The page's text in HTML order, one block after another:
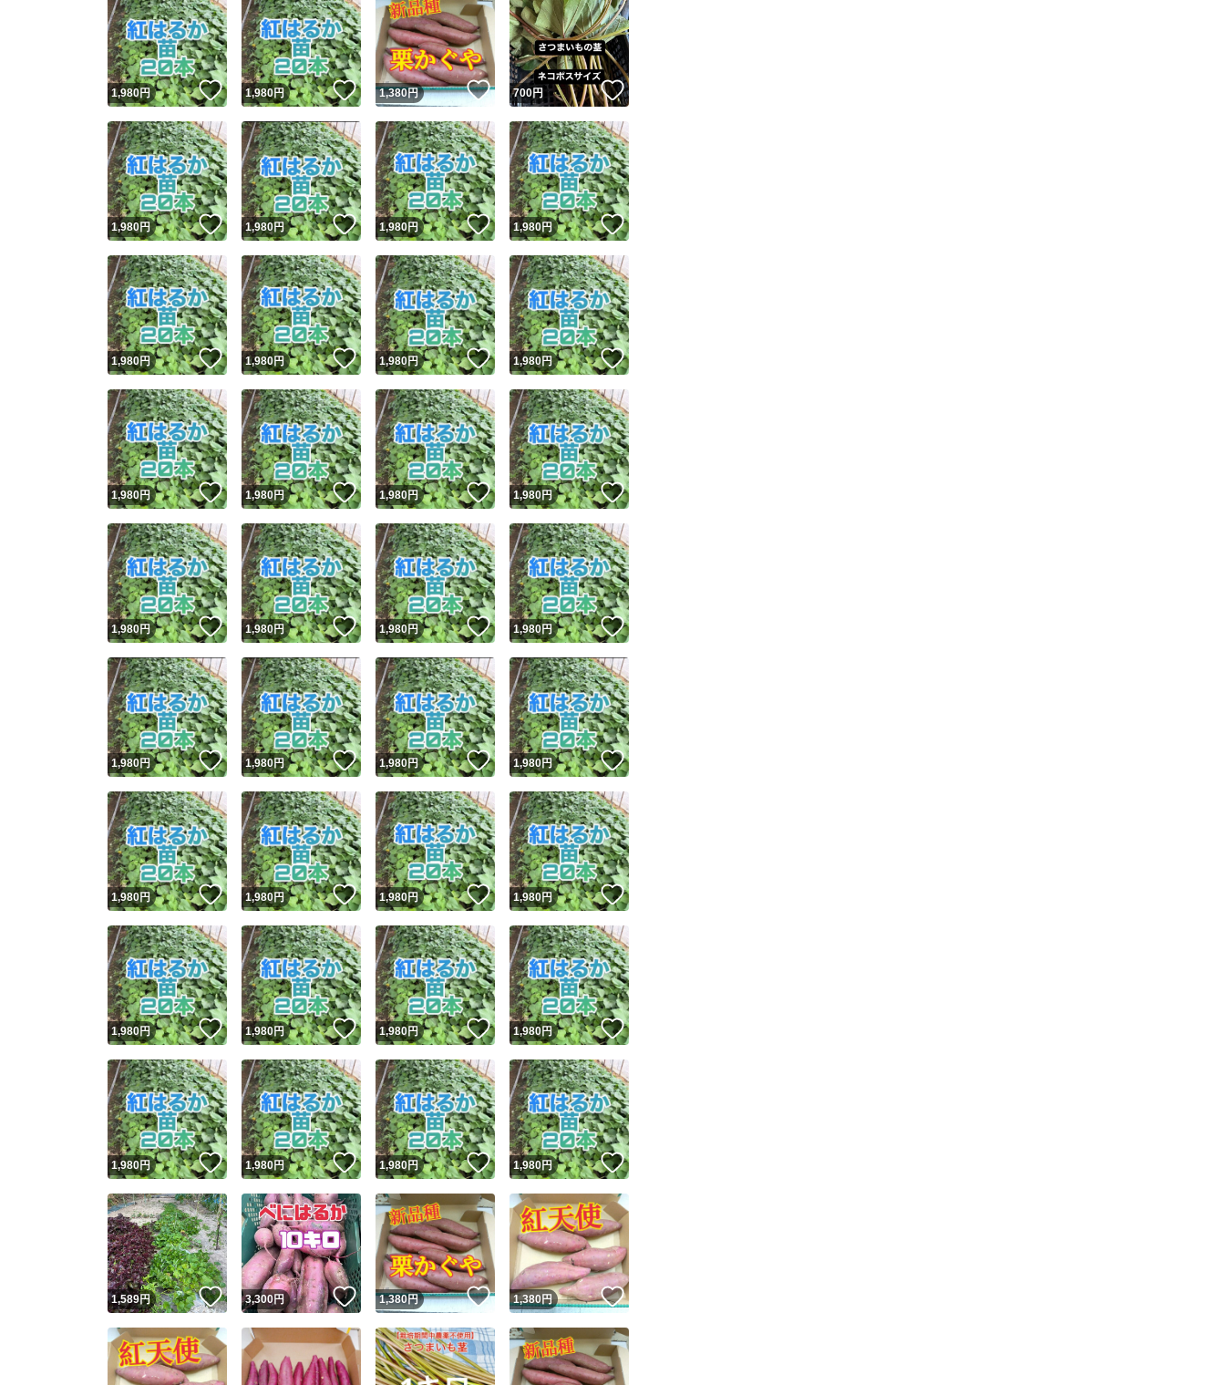
安心取引出品者
安心取引出品者 Yahoo!フリマの基準をクリアした安心・安全なユーザーです
取引実績
取引実績◯+ このユーザーはYahoo!フリマの取引を完了させた実績があります
他フリマ実績◯+ このユーザーは他フリマサービスでの取引実績があります
スピード&安心発送
※このバッジは実績に基づく表示であり、発送を保証しているものではありません
スピード＆安心発送
このユーザーは高頻度で24時間以内＆設定した発送日数内に発送してい
ます
スピード発送 このユーザーは高頻度で24時間以内に発送しています
安心発送 このユーザーは設定した発送日数内に発送しています
この商品の情報をコピーします
商品画像の無断転載は禁止されています
コピーは1商品につき1回です
出品ページへ
キャンセル
1,980円 いいね！
1,980円 いいね！
1,380円 いいね！
700円 いいね！
1,980円 いいね！
1,980円 いいね！
1,980円 いいね！
1,980円 いいね！
1,980円 いいね！
1,980円 いいね！
1,980円 いいね！
1,980円 いいね！
1,980円 いいね！
1,980円 いいね！
1,980円 いいね！
1,980円 いいね！
1,980円 いいね！
1,980円 いいね！
1,980円 いいね！
1,980円 いいね！
1,980円 いいね！
1,980円 いいね！
1,980円 いいね！
1,980円 いいね！
1,980円 いいね！
1,980円 いいね！
1,980円 いいね！
1,980円 いいね！
1,980円 いいね！
1,980円 いいね！
1,980円 いいね！
1,980円 いいね！
1,980円 いいね！
1,980円 いいね！
1,980円 いいね！
1,980円 いいね！
1,589円 いいね！
3,300円 いいね！
1,380円 いいね！
1,380円 いいね！